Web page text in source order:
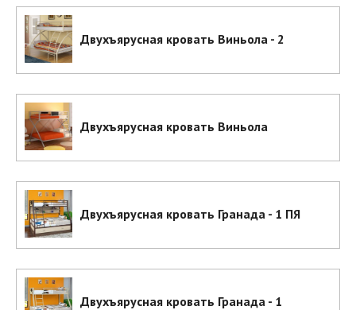
Двухъярусная кровать Виньола - 2
Двухъярусная кровать Виньола
Двухъярусная кровать Гранада - 1 ПЯ
Двухъярусная кровать Гранада - 1